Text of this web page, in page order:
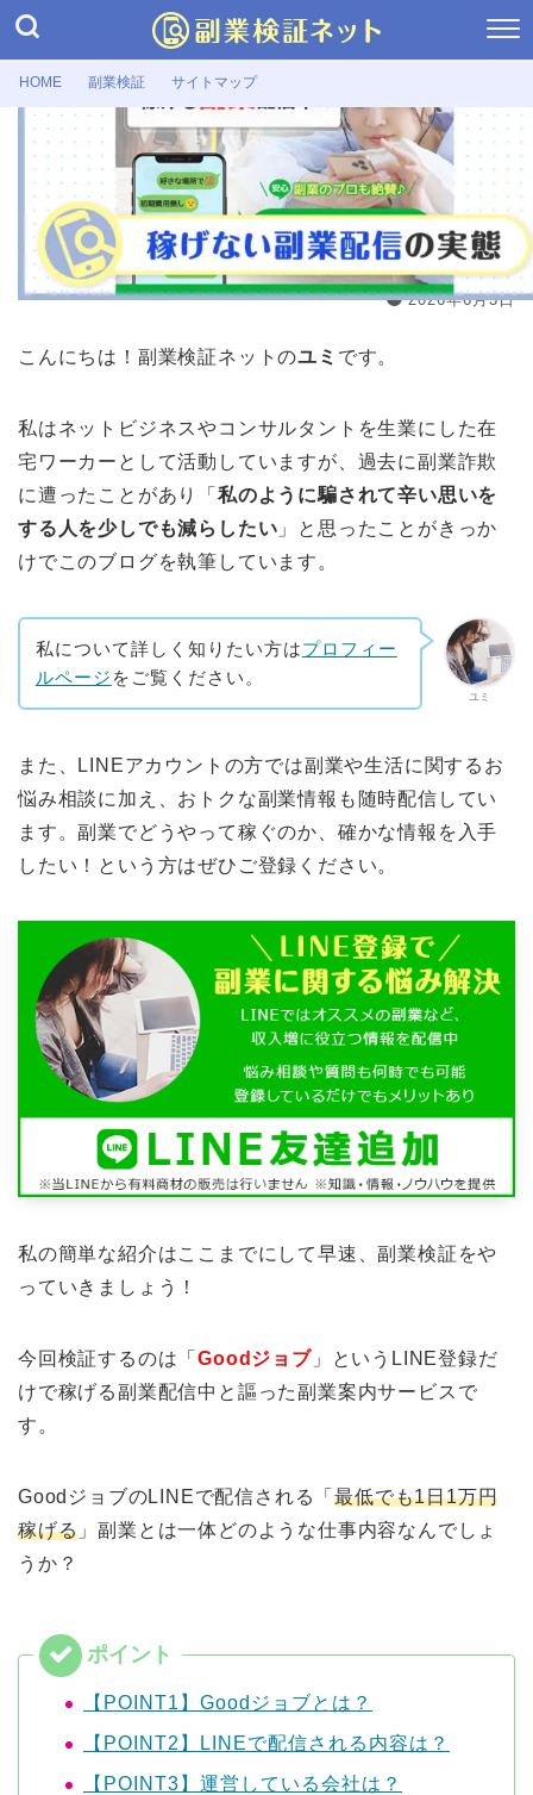
HOME 副業検証 サイトマップ
GoodジョブのLINEで配信される副業
は詐欺？最低1日1万稼げる真相・口コ
ミ
2026年6月3日
こんにちは！副業検証ネットのユミ です。
私はネットビジネスやコンサルタントを生業にした在
宅ワーカーとして活動していますが、過去に副業詐欺
に遭ったことがあり「 私のように騙されて辛い思いを
する人を少しでも減らしたい 」と思ったことがきっか
けでこのブログを執筆しています。
ユミ
私について詳しく知りたい方はプロフィー
ルページ をご覧ください。
また、LINEアカウントの方では副業や生活に関するお
悩み相談に加え、おトクな副業情報も随時配信してい
ます。副業でどうやって稼ぐのか、確かな情報を入手
したい！という方はぜひご登録ください。
私の簡単な紹介はここまでにして早速、副業検証をや
っていきましょう！
今回検証するのは「Goodジョブ」というLINE登録だ
けで稼げる副業配信中と謳った副業案内サービスで
す。
GoodジョブのLINEで配信される「最低でも1日1万円
稼げる 」副業とは一体どのような仕事内容なんでしょ
うか？
【POINT1】Goodジョブとは？
【POINT2】LINEで配信される内容は？
【POINT3】運営している会社は？